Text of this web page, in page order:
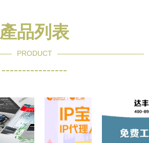
產品列表
PRODUCT
----------------